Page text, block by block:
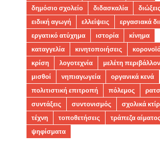
δημόσιο σχολείο
διδασκαλία
διώξεις
ειδική αγωγή
ελλείψεις
εργασιακά
εργατικό ατύχημα
ιστορία
κίνημα
καταγγελία
κινητοποιήσεις
κρίση
λογοτεχνία
μελέτη
μισθοί
νηπιαγωγεία
οργανικά κενά
πολιτιστική επιτροπή
πόλεμος
συντάξεις
συντονισμός
σχολικά
τέχνη
τοποθετήσεις
τράπεζα αίματος
ψηφίσματα